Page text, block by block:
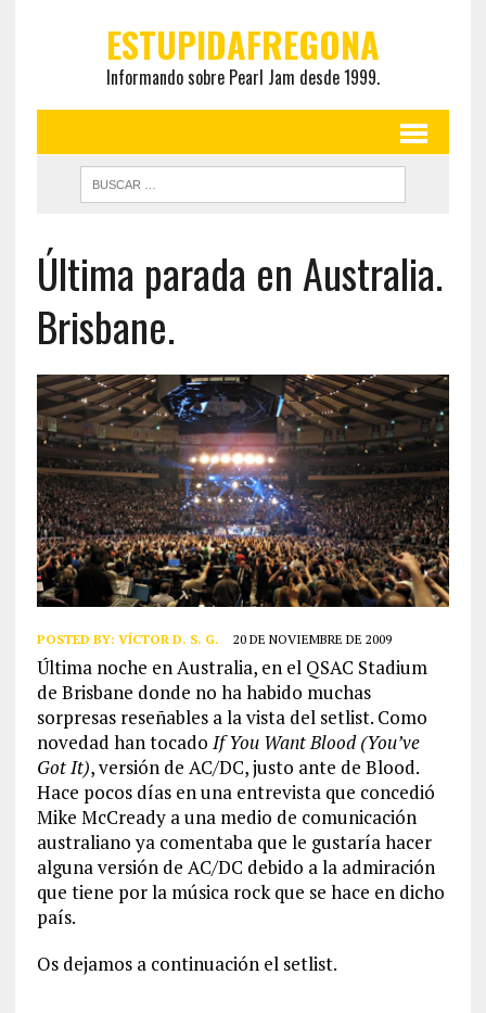
ESTUPIDAFREGONA
Informando sobre Pearl Jam desde 1999.
Última parada en Australia.
Brisbane.
POSTED BY: VÍCTOR D. S. G. 20 DE NOVIEMBRE DE 2009
Última noche en Australia, en el QSAC Stadium
de Brisbane donde no ha habido muchas
sorpresas reseñables a la vista del setlist. Como
novedad han tocado If You Want Blood (You’ve
Got It), versión de AC/DC, justo ante de Blood.
Hace pocos días en una entrevista que concedió
Mike McCready a una medio de comunicación
australiano ya comentaba que le gustaría hacer
alguna versión de AC/DC debido a la admiración
que tiene por la música rock que se hace en dicho
país.
Os dejamos a continuación el setlist.